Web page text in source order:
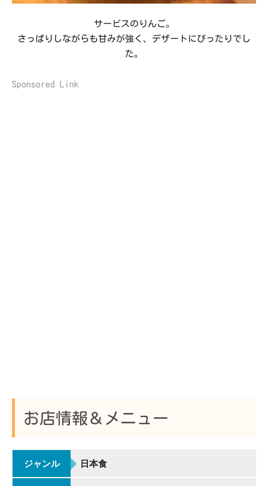
サービスのりんご。
さっぱりしながらも甘みが強く、デザートにぴったりでし
た。
Sponsored Link
お店情報＆メニュー
ジャンル 日本食